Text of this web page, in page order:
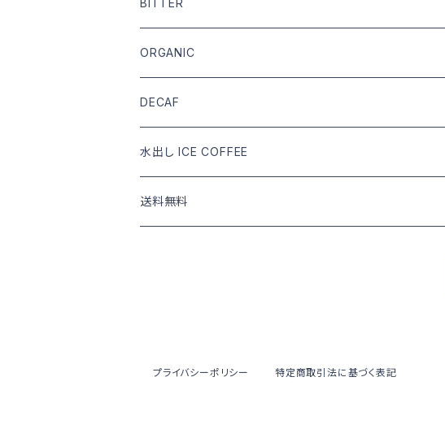
DRIP COFFEE
DRIP COFFEE mix
BITTER
COFFEE BEANS
DRIP COFFEE
DRIP COFFEE mix
ORGANIC
COFFEE BEANS
DRIP COFFEE
DRIP COFFEE mix
DECAF
COFFEE BEANS
DRIP COFFEE
水出し ICE COFFEE
カフェインあり
送料無料
プライバシーポリシー 特定商取引法に基づく表記